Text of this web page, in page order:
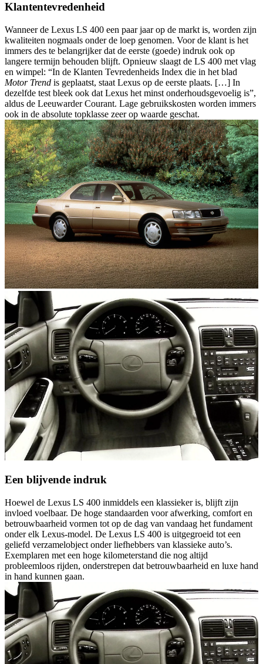
Klantentevredenheid
Wanneer de Lexus LS 400 een paar jaar op de markt is, worden zijn
kwaliteiten nogmaals onder de loep genomen. Voor de klant is het
immers des te belangrijker dat de eerste (goede) indruk ook op
langere termijn behouden blijft. Opnieuw slaagt de LS 400 met vlag
en wimpel: “In de Klanten Tevredenheids Index die in het blad
Motor Trend is geplaatst, staat Lexus op de eerste plaats. […] In
dezelfde test bleek ook dat Lexus het minst onderhoudsgevoelig is”,
aldus de Leeuwarder Courant. Lage gebruikskosten worden immers
ook in de absolute topklasse zeer op waarde geschat.
Een blijvende indruk
Hoewel de Lexus LS 400 inmiddels een klassieker is, blijft zijn
invloed voelbaar. De hoge standaarden voor afwerking, comfort en
betrouwbaarheid vormen tot op de dag van vandaag het fundament
onder elk Lexus-model. De Lexus LS 400 is uitgegroeid tot een
geliefd verzamelobject onder liefhebbers van klassieke auto’s.
Exemplaren met een hoge kilometerstand die nog altijd
probleemloos rijden, onderstrepen dat betrouwbaarheid en luxe hand
in hand kunnen gaan.